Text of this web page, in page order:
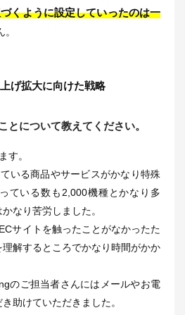
くように設定していったのは一
げ拡大に向けた戦略
とについて教えてください。
す。
いる商品やサービスがかなり特殊
ている数も2,000機種とかなり多
なり苦労しました。
サイトを触ったことがなかったた
解するところでかなり時間がかか
のご担当者さんにはメールやお電
助けていただきました。